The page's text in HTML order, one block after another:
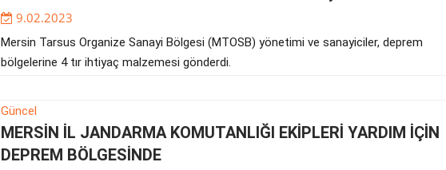
9.02.2023
Mersin Tarsus Organize Sanayi Bölgesi (MTOSB) yönetimi ve sanayiciler, deprem
bölgelerine 4 tır ihtiyaç malzemesi gönderdi.
Güncel
MERSİN İL JANDARMA KOMUTANLIĞI EKİPLERİ YARDIM İÇİN
DEPREM BÖLGESİNDE